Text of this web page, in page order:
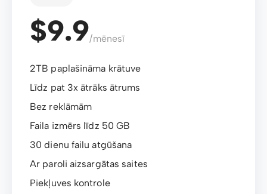
$9.9/mēnesī
2TB paplašināma krātuve
Līdz pat 3x ātrāks ātrums
Bez reklāmām
Faila izmērs līdz 50 GB
30 dienu failu atgūšana
Ar paroli aizsargātas saites
Piekļuves kontrole